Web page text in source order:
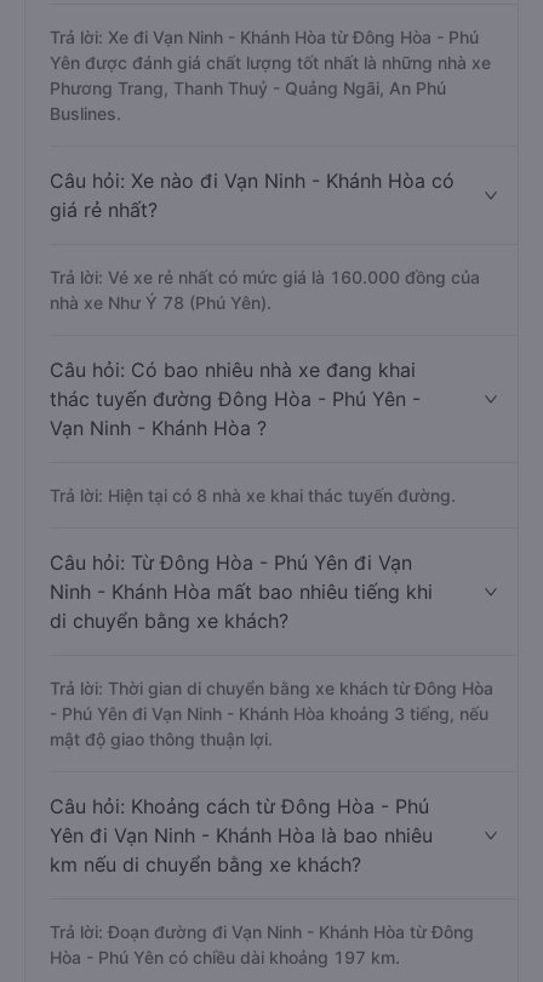
Trả lời: Xe đi Vạn Ninh - Khánh Hòa từ Đông Hòa - Phú
Yên được đánh giá chất lượng tốt nhất là những nhà xe
Phương Trang, Thanh Thuỷ - Quảng Ngãi, An Phú
Buslines.
Câu hỏi: Xe nào đi Vạn Ninh - Khánh Hòa có
giá rẻ nhất?
Trả lời: Vé xe rẻ nhất có mức giá là 160.000 đồng của
nhà xe Như Ý 78 (Phú Yên).
Câu hỏi: Có bao nhiêu nhà xe đang khai
thác tuyến đường Đông Hòa - Phú Yên -
Vạn Ninh - Khánh Hòa ?
Trả lời: Hiện tại có 8 nhà xe khai thác tuyến đường.
Câu hỏi: Từ Đông Hòa - Phú Yên đi Vạn
Ninh - Khánh Hòa mất bao nhiêu tiếng khi
di chuyển bằng xe khách?
Trả lời: Thời gian di chuyển bằng xe khách từ Đông Hòa
- Phú Yên đi Vạn Ninh - Khánh Hòa khoảng 3 tiếng, nếu
mật độ giao thông thuận lợi.
Câu hỏi: Khoảng cách từ Đông Hòa - Phú
Yên đi Vạn Ninh - Khánh Hòa là bao nhiêu
km nếu di chuyển bằng xe khách?
Trả lời: Đoạn đường đi Vạn Ninh - Khánh Hòa từ Đông
Hòa - Phú Yên có chiều dài khoảng 197 km.